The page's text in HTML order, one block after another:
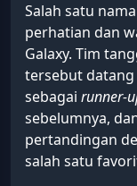
Salah satu
perhatian dan
Galaxy. Tim
tersebut
sebagai runner-
sebelumnya,
pertandingan
salah satu